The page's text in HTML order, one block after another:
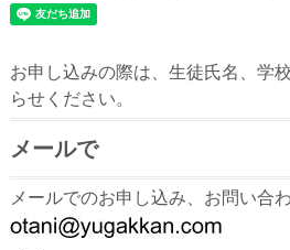
お申し込みの際は、生徒氏名、学
らせください。
メールで
メールでのお申し込み、お問い合わ